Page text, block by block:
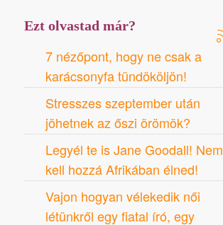
Ezt olvastad már?
7 nézőpont, hogy ne csak a
karácsonyfa tündököljön!
Stresszes szeptember után
jöhetnek az őszi örömök?
Legyél te is Jane Goodall! Nem
kell hozzá Afrikában élned!
Vajon hogyan vélekedik női
létünkről egy fiatal író, egy